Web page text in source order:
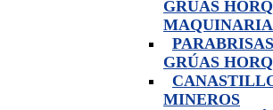
GRÚAS
GRÚAS
MINEROS